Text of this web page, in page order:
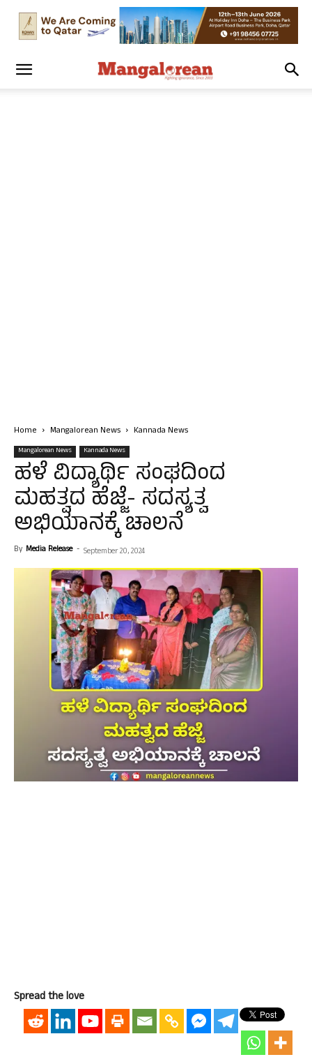
Home Mangalorean News Kannada News
Mangalorean News Kannada News
ಹಳೆ ವಿದ್ಯಾರ್ಥಿ ಸಂಘದಿಂದ
ಮಹತ್ವದ ಹೆಜ್ಜೆ- ಸದಸ್ಯತ್ವ
ಅಭಿಯಾನಕ್ಕೆ ಚಾಲನೆ
By Media Release - September 20, 2024
Spread the love